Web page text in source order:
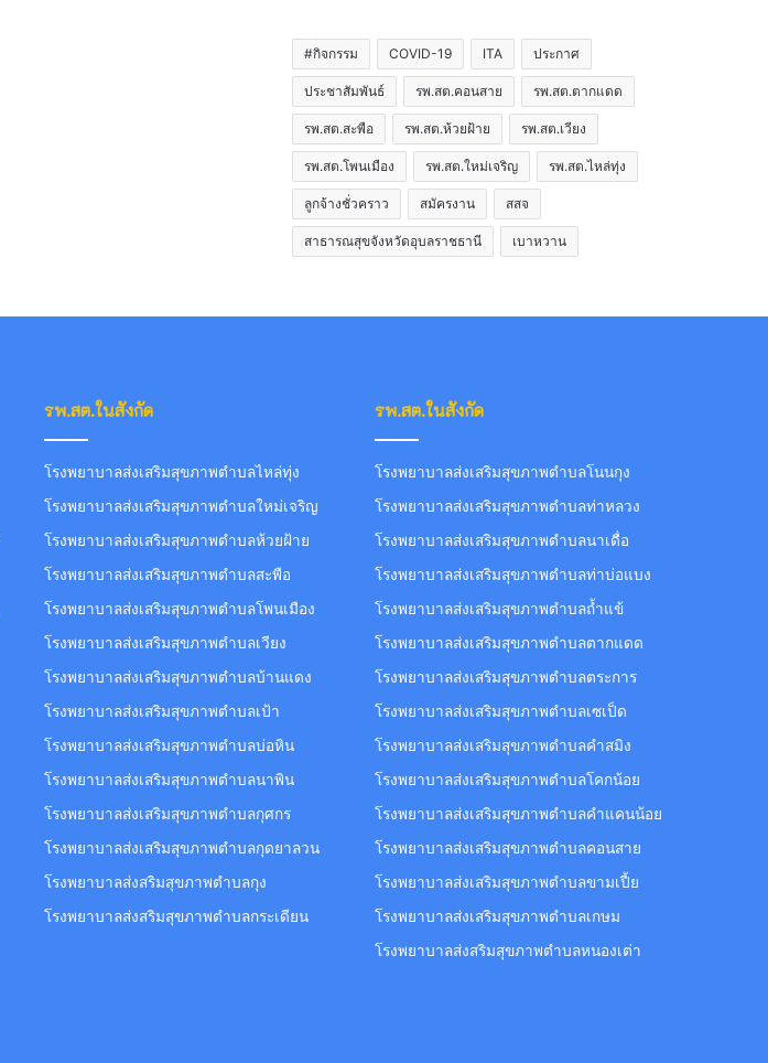
#กิจกรรม COVID-19 ITA ประกาศ
ประชาสัมพันธ์ รพ.สต.คอนสาย รพ.สต.ตากแดด
รพ.สต.สะพือ รพ.สต.ห้วยฝ้าย รพ.สต.เวียง
รพ.สต.โพนเมือง รพ.สต.ใหม่เจริญ รพ.สต.ไหล่ทุ่ง
ลูกจ้างชั่วคราว สมัครงาน สสจ
สาธารณสุขจังหวัดอุบลราชธานี เบาหวาน
รพ.สต.ในสังกัด
โรงพยาบาลส่งเสริมสุขภาพตำบลไหล่ทุ่ง
โรงพยาบาลส่งเสริมสุขภาพตำบลใหม่เจริญ
โรงพยาบาลส่งเสริมสุขภาพตำบลห้วยฝ้าย
โรงพยาบาลส่งเสริมสุขภาพตำบลสะพือ
โรงพยาบาลส่งเสริมสุขภาพตำบลโพนเมือง
โรงพยาบาลส่งเสริมสุขภาพตำบลเวียง
โรงพยาบาลส่งเสริมสุขภาพตำบลบ้านแดง
โรงพยาบาลส่งเสริมสุขภาพตำบลเป้า
โรงพยาบาลส่งเสริมสุขภาพตำบลบ่อหิน
โรงพยาบาลส่งเสริมสุขภาพตำบลนาพิน
โรงพยาบาลส่งเสริมสุขภาพตำบลกุศกร
โรงพยาบาลส่งเสริมสุขภาพตำบลกุดยาลวน
โรงพยาบาลส่งสริมสุขภาพตำบลกุง
โรงพยาบาลส่งสริมสุขภาพตำบลกระเดียน
รพ.สต.ในสังกัด
โรงพยาบาลส่งเสริมสุขภาพตำบลโนนกุง
โรงพยาบาลส่งเสริมสุขภาพตำบลท่าหลวง
โรงพยาบาลส่งเสริมสุขภาพตำบลนาเดื่อ
โรงพยาบาลส่งเสริมสุขภาพตำบลท่าบ่อแบง
โรงพยาบาลส่งเสริมสุขภาพตำบลถ้ำแข้
โรงพยาบาลส่งเสริมสุขภาพตำบลตากแดด
โรงพยาบาลส่งเสริมสุขภาพตำบลตระการ
โรงพยาบาลส่งเสริมสุขภาพตำบลเซเป็ด
โรงพยาบาลส่งเสริมสุขภาพตำบลคำสมิง
โรงพยาบาลส่งเสริมสุขภาพตำบลโคกน้อย
โรงพยาบาลส่งเสริมสุขภาพตำบลคำแคนน้อย
โรงพยาบาลส่งเสริมสุขภาพตำบลคอนสาย
โรงพยาบาลส่งเสริมสุขภาพตำบลขามเปี้ย
โรงพยาบาลส่งเสริมสุขภาพตำบลเกษม
โรงพยาบาลส่งสริมสุขภาพตำบลหนองเต่า